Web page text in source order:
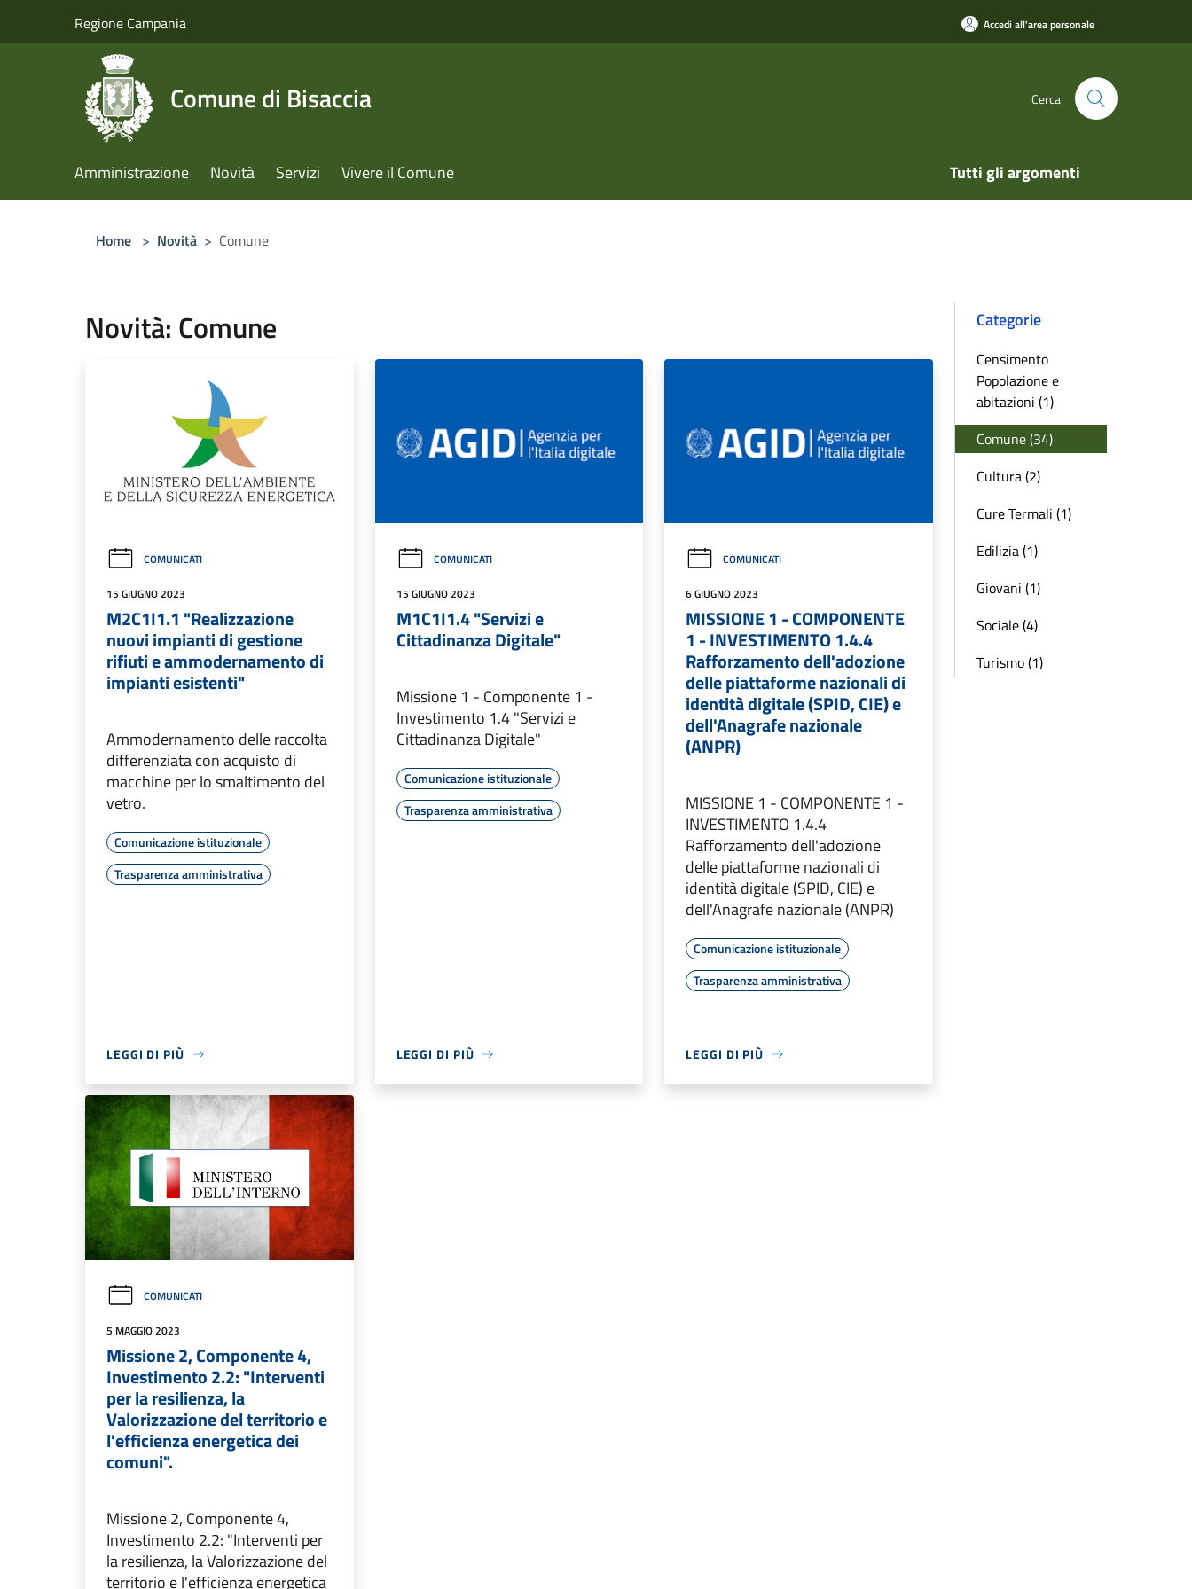
Regione Campania Accedi all'area personale
Comune di Bisaccia Cerca
Amministrazione Novità Servizi Vivere il Comune Tutti gli argomenti
Home > Novità > Comune
Novità: Comune
COMUNICATI
15 GIUGNO 2023
M2C1I1.1 "Realizzazione
nuovi impianti di gestione
rifiuti e ammodernamento di
impianti esistenti"
Ammodernamento delle raccolta
differenziata con acquisto di
macchine per lo smaltimento del
vetro.
Comunicazione istituzionale
Trasparenza amministrativa
LEGGI DI PIÙ
COMUNICATI
15 GIUGNO 2023
M1C1I1.4 "Servizi e
Cittadinanza Digitale"
Missione 1 - Componente 1 -
Investimento 1.4 "Servizi e
Cittadinanza Digitale"
Comunicazione istituzionale
Trasparenza amministrativa
LEGGI DI PIÙ
COMUNICATI
6 GIUGNO 2023
MISSIONE 1 - COMPONENTE
1 - INVESTIMENTO 1.4.4
Rafforzamento dell'adozione
delle piattaforme nazionali di
identità digitale (SPID, CIE) e
dell'Anagrafe nazionale
(ANPR)
MISSIONE 1 - COMPONENTE 1 -
INVESTIMENTO 1.4.4
Rafforzamento dell'adozione
delle piattaforme nazionali di
identità digitale (SPID, CIE) e
dell'Anagrafe nazionale (ANPR)
Comunicazione istituzionale
Trasparenza amministrativa
LEGGI DI PIÙ
COMUNICATI
5 MAGGIO 2023
Missione 2, Componente 4,
Investimento 2.2: "Interventi
per la resilienza, la
Valorizzazione del territorio e
l'efficienza energetica dei
comuni".
Missione 2, Componente 4,
Investimento 2.2: "Interventi per
la resilienza, la Valorizzazione del
territorio e l'efficienza energetica
Categorie
Censimento
Popolazione e
abitazioni (1)
Comune (34)
Cultura (2)
Cure Termali (1)
Edilizia (1)
Giovani (1)
Sociale (4)
Turismo (1)